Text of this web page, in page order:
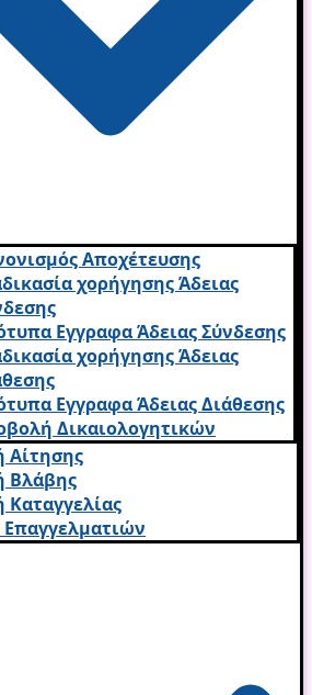
Αποχέτευσης
χορήγησης Άδειας
Εγγραφα Άδειας Σύνδεσης
χορήγησης Άδειας
Εγγραφα Άδειας Διάθεσης
Δικαιολογητικών
Αίτησης
Βλάβης